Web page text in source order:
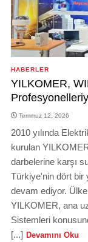
HABERLER
YILKOMER,
Temmuz 12, 2026
2010 yılında
kurulan
darbelerine karşı
Türkiye'nin dört bir
devam ediyor.
YILKOMER, ana
Sistemleri
[...] Devamını Oku